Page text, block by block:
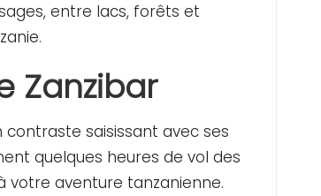
entre lacs, forêts et
Zanzibar
saisissant avec ses
quelques heures de vol des
aventure tanzanienne.